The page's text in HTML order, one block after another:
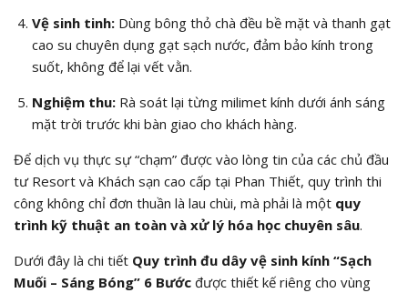
Vệ sinh tinh:Dùng bông thỏ chà đều bề mặt và thanh gạt
cao su chuyên dụng gạt sạch nước, đảm bảo kính trong
suốt, không để lại vết vằn.
Nghiệm thu:Rà soát lại từng milimet kính dưới ánh sáng
mặt trời trước khi bàn giao cho khách hàng.
Để dịch vụ thực sự “chạm” được vào lòng tin của các chủ đầu
tư Resort và Khách sạn cao cấp tại Phan Thiết, quy trình thi
công không chỉ đơn thuần là lau chùi, mà phải là một quy
trình kỹ thuật an toàn và xử lý hóa học chuyên sâu.
Dưới đây là chi tiết Quy trình đu dây vệ sinh kính “Sạch
Muối – Sáng Bóng” 6 Bước được thiết kế riêng cho vùng